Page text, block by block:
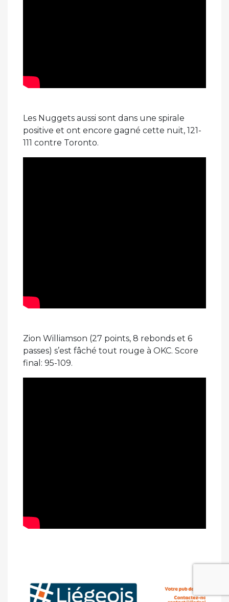
Les Nuggets aussi sont dans une spirale
positive et ont encore gagné cette nuit, 121-
111 contre Toronto.
Zion Williamson (27 points, 8 rebonds et 6
passes) s’est fâché tout rouge à OKC. Score
final: 95-109.